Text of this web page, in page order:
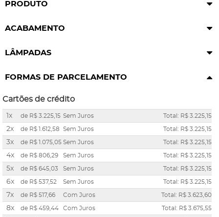
PRODUTO
ACABAMENTO
LÂMPADAS
FORMAS DE PARCELAMENTO
Cartões de crédito
1x de R$ 3.225,15 Sem Juros Total: R$ 3.225,15
2x de R$ 1.612,58 Sem Juros Total: R$ 3.225,15
3x de R$ 1.075,05 Sem Juros Total: R$ 3.225,15
4x de R$ 806,29 Sem Juros Total: R$ 3.225,15
5x de R$ 645,03 Sem Juros Total: R$ 3.225,15
6x de R$ 537,52 Sem Juros Total: R$ 3.225,15
7x de R$ 517,66 Com Juros Total: R$ 3.623,60
8x de R$ 459,44 Com Juros Total: R$ 3.675,55